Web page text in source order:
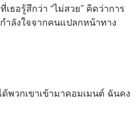
ธอรู้สึกว่า “ไม่สวย” คิดว่าการ
ำลังใจจากคนแปลกหน้าทาง
พวกเขาเข้ามาคอมเมนต์ ฉันคง